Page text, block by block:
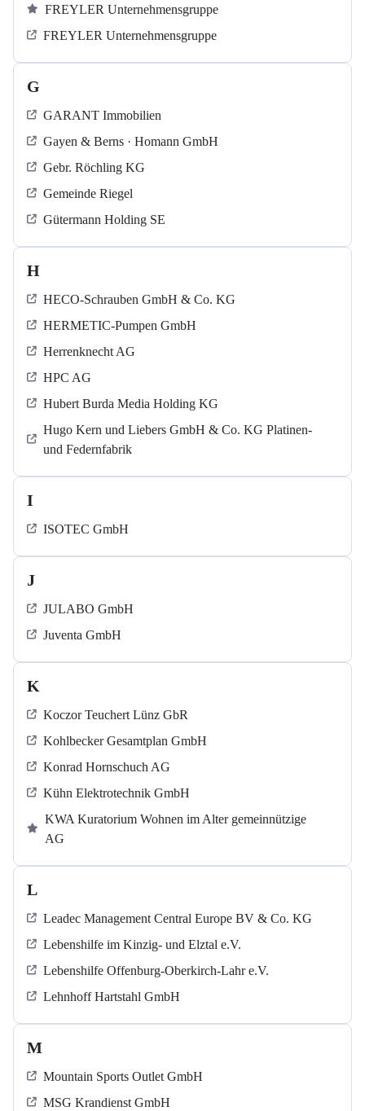
FREYLER Unternehmensgruppe
FREYLER Unternehmensgruppe
G
GARANT Immobilien
Gayen & Berns · Homann GmbH
Gebr. Röchling KG
Gemeinde Riegel
Gütermann Holding SE
H
HECO-Schrauben GmbH & Co. KG
HERMETIC-Pumpen GmbH
Herrenknecht AG
HPC AG
Hubert Burda Media Holding KG
Hugo Kern und Liebers GmbH & Co. KG Platinen-
und Federnfabrik
I
ISOTEC GmbH
J
JULABO GmbH
Juventa GmbH
K
Koczor Teuchert Lünz GbR
Kohlbecker Gesamtplan GmbH
Konrad Hornschuch AG
Kühn Elektrotechnik GmbH
KWA Kuratorium Wohnen im Alter gemeinnützige
AG
L
Leadec Management Central Europe BV & Co. KG
Lebenshilfe im Kinzig-​​​ und Elztal e.V.
Lebenshilfe Offenburg-Oberkirch-Lahr e.V.
Lehnhoff Hartstahl GmbH
M
Mountain Sports Outlet GmbH
MSG Krandienst GmbH